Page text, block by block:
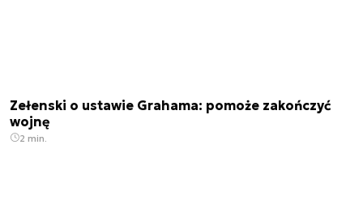
Zełenski o ustawie Grahama: pomoże zakończyć
wojnę
2 min.